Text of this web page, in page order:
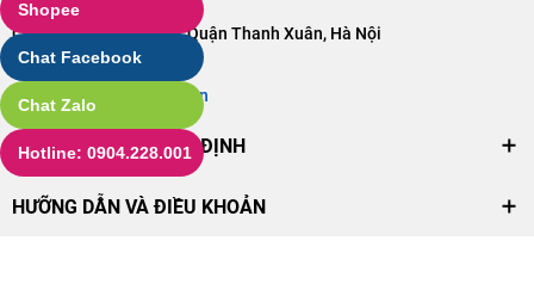
Cơ sở 2: 106 Phố Vọng, Quận Thanh Xuân, Hà Nội
Điện thoại:0904228001
Email:lc@dienlecuong.vn
CHÍNH SÁCH VÀ QUY ĐỊNH
HƯỠNG DẪN VÀ ĐIỀU KHOẢN
Shopee
Chat Facebook
Chat Zalo
Hotline: 0904.228.001